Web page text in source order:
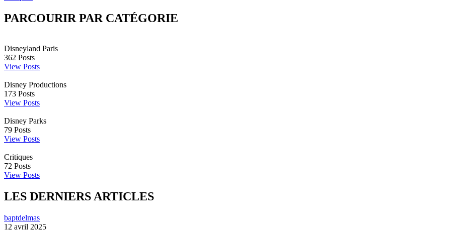
PARCOURIR PAR CATÉGORIE
Disneyland Paris
362 Posts
View Posts
Disney Productions
173 Posts
View Posts
Disney Parks
79 Posts
View Posts
Critiques
72 Posts
View Posts
LES DERNIERS ARTICLES
baptdelmas
12 avril 2025